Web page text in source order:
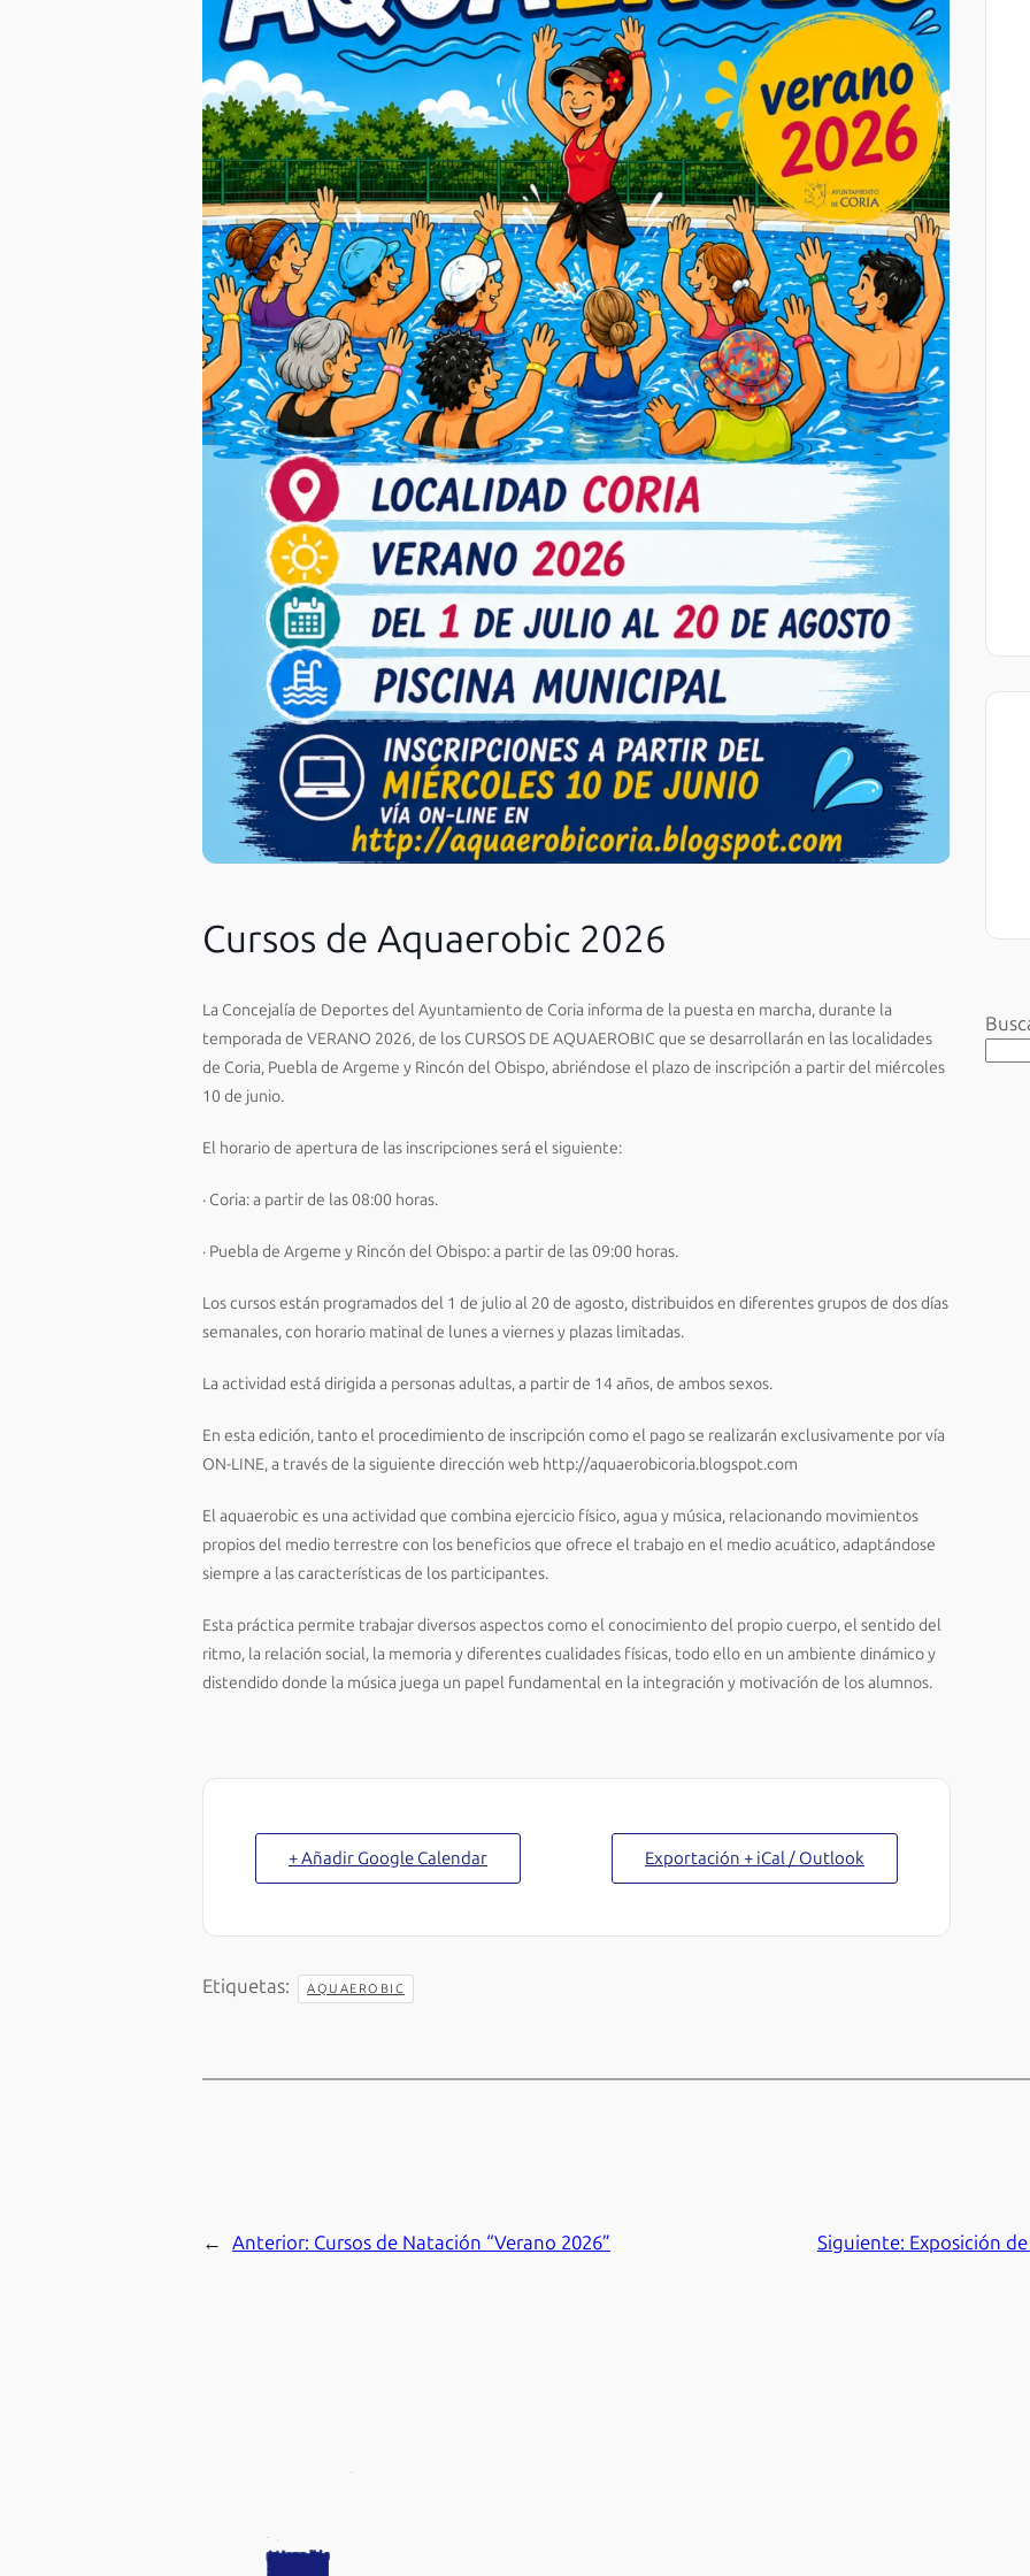
Cursos de Aquaerobic 2026
La Concejalía de Deportes del Ayuntamiento de Coria informa de la puesta en marcha, durante la
temporada de VERANO 2026, de los CURSOS DE AQUAEROBIC que se desarrollarán en las localidades
de Coria, Puebla de Argeme y Rincón del Obispo, abriéndose el plazo de inscripción a partir del miércoles
10 de junio.
El horario de apertura de las inscripciones será el siguiente:
· Coria: a partir de las 08:00 horas.
· Puebla de Argeme y Rincón del Obispo: a partir de las 09:00 horas.
Los cursos están programados del 1 de julio al 20 de agosto, distribuidos en diferentes grupos de dos días
semanales, con horario matinal de lunes a viernes y plazas limitadas.
La actividad está dirigida a personas adultas, a partir de 14 años, de ambos sexos.
En esta edición, tanto el procedimiento de inscripción como el pago se realizarán exclusivamente por vía
ON-LINE, a través de la siguiente dirección web http://aquaerobicoria.blogspot.com
El aquaerobic es una actividad que combina ejercicio físico, agua y música, relacionando movimientos
propios del medio terrestre con los beneficios que ofrece el trabajo en el medio acuático, adaptándose
siempre a las características de los participantes.
Esta práctica permite trabajar diversos aspectos como el conocimiento del propio cuerpo, el sentido del
ritmo, la relación social, la memoria y diferentes cualidades físicas, todo ello en un ambiente dinámico y
distendido donde la música juega un papel fundamental en la integración y motivación de los alumnos.
+ Añadir Google Calendar Exportación + iCal / Outlook
Etiquetas: AQUAEROBIC
← Anterior: Cursos de Natación “Verano 2026” Siguiente: Exposición